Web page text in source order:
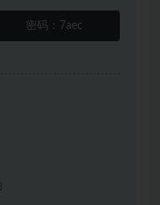
密码： 7aec